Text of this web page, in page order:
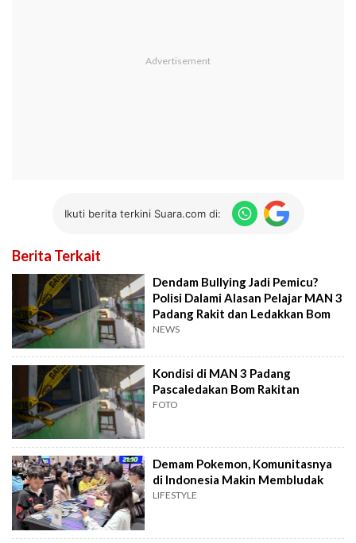
Ikuti berita terkini Suara.com di:
Berita Terkait
Dendam Bullying Jadi Pemicu?
Polisi Dalami Alasan Pelajar MAN 3
Padang Rakit dan Ledakkan Bom
NEWS
Kondisi di MAN 3 Padang
Pascaledakan Bom Rakitan
FOTO
Demam Pokemon, Komunitasnya
di Indonesia Makin Membludak
LIFESTYLE